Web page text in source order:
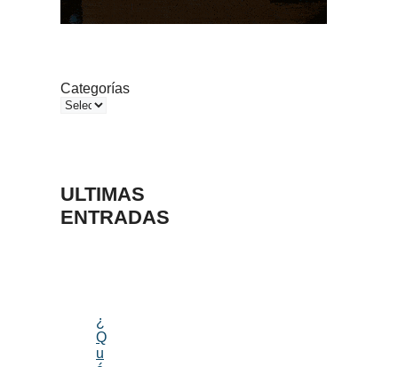
Categorías
ULTIMAS
ENTRADAS
¿
Q
u